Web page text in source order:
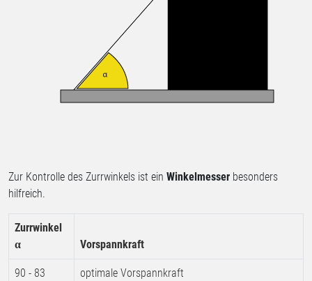
Zur Kontrolle des Zurrwinkels ist ein Winkelmesser besonders
hilfreich.
Zurrwinkel
α Vorspannkraft
90 - 83
optimale Vorspannkraft